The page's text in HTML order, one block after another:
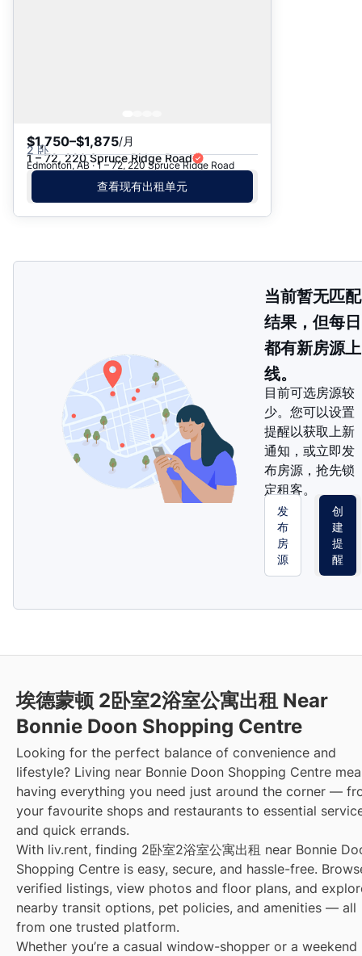
$1,750–$1,875/月
2 卧
1 – 72, 220 Spruce Ridge Road
Edmonton, AB · 1 – 72, 220 Spruce Ridge Road
查看现有出租单元
当前暂无匹配
结果，但每日
都有新房源上
线。
目前可选房源较
少。您可以设置
提醒以获取上新
通知，或立即发
布房源，抢先锁
定租客。
发
布
房
源
创
建
提
醒
埃德蒙顿 2卧室2浴室公寓出租 Near
Bonnie Doon Shopping Centre
Looking for the perfect balance of convenience and
lifestyle? Living near Bonnie Doon Shopping Centre
having everything you need just around the corner —
your favourite shops and restaurants to essential
and quick errands.
With liv.rent, finding 2卧室2浴室公寓出租 near Bonnie
Shopping Centre is easy, secure, and hassle-free.
verified listings, view photos and floor plans, and
nearby transit options, pet policies, and amenities — all
from one trusted platform.
Whether you’re a casual window-shopper or a weekend